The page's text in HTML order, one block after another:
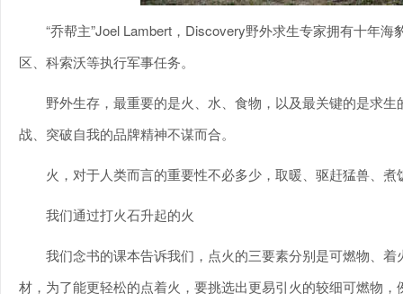
“乔帮主”Joel Lambert，Discovery野外求生专家拥有十年
区、科索沃等执行军事任务。
野外生存，最重要的是火、水、食物，以及最关键的是求
战、突破自我的品牌精神不谋而合。
火，对于人类而言的重要性不必多少，取暖、驱赶猛兽、
我们通过打火石升起的火
我们念书的课本告诉我们，点火的三要素分别是可燃物、
材，为了能更轻松的点着火，要挑选出更易引火的较细可燃物